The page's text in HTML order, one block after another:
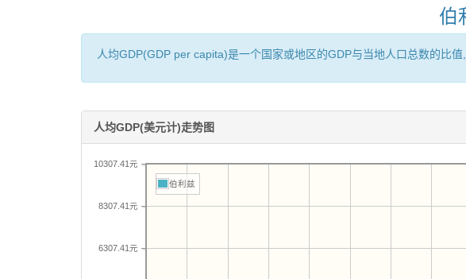
伯
人均GDP(GDP per capita)是一个国家或地区的GDP与当地人口总数的比值
人均GDP(美元计)走势图
6307.41元
8307.41元
10307.41元
伯利兹